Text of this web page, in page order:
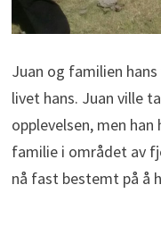
Juan og familien
livet hans. Juan ville
opplevelsen, men
familie i området av
nå fast bestemt på å